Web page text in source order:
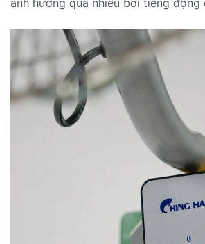
ảnh hưởng quá nhiều bởi tiếng động